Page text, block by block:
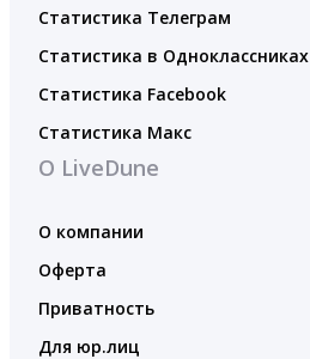
Статистика Телеграм
Статистика в Одноклассниках
Статистика Facebook
Статистика Макс
О LiveDune
О компании
Оферта
Приватность
Для юр.лиц